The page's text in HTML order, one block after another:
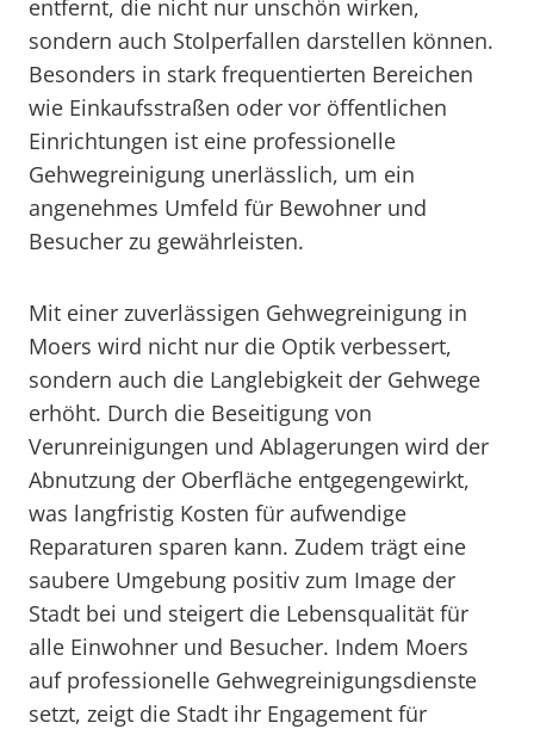
entfernt, die nicht nur unschön wirken,
sondern auch Stolperfallen darstellen können.
Besonders in stark frequentierten Bereichen
wie Einkaufsstraßen oder vor öffentlichen
Einrichtungen ist eine professionelle
Gehwegreinigung unerlässlich, um ein
angenehmes Umfeld für Bewohner und
Besucher zu gewährleisten.
Mit einer zuverlässigen Gehwegreinigung in
Moers wird nicht nur die Optik verbessert,
sondern auch die Langlebigkeit der Gehwege
erhöht. Durch die Beseitigung von
Verunreinigungen und Ablagerungen wird der
Abnutzung der Oberfläche entgegengewirkt,
was langfristig Kosten für aufwendige
Reparaturen sparen kann. Zudem trägt eine
saubere Umgebung positiv zum Image der
Stadt bei und steigert die Lebensqualität für
alle Einwohner und Besucher. Indem Moers
auf professionelle Gehwegreinigungsdienste
setzt, zeigt die Stadt ihr Engagement für